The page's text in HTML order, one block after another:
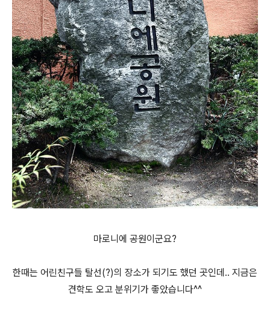
마로니에 공원이군요?
한때는 어린친구들 탈선(?)의 장소가 되기도 했던 곳인데.. 지금은
견학도 오고 분위기가 좋았습니다^^